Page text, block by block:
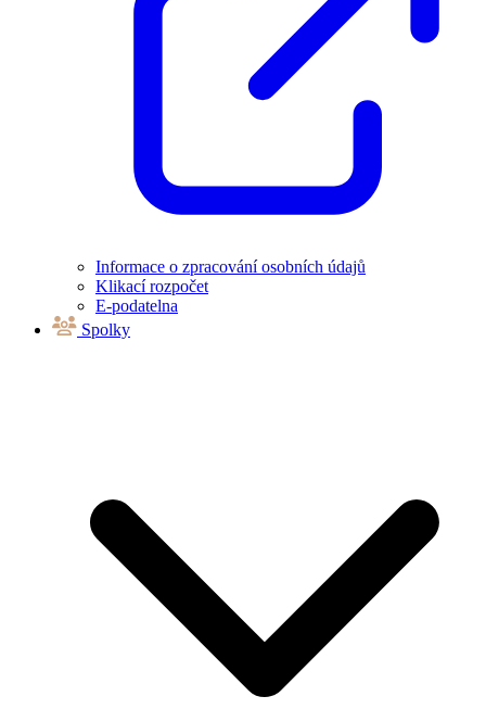
Informace o zpracování osobních údajů
Klikací rozpočet
E-podatelna
Spolky